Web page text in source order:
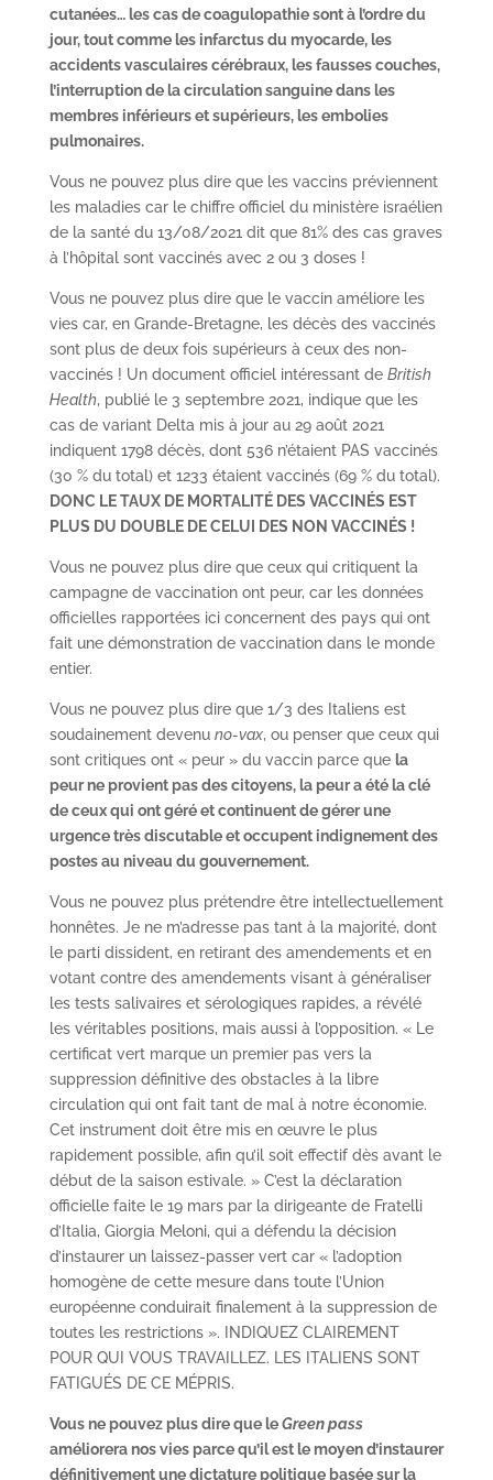
cutanées… les cas de coagulopathie sont à l’ordre du
jour, tout comme les infarctus du myocarde, les
accidents vasculaires cérébraux, les fausses couches,
l’interruption de la circulation sanguine dans les
membres inférieurs et supérieurs, les embolies
pulmonaires.
Vous ne pouvez plus dire que les vaccins préviennent
les maladies car le chiffre officiel du ministère israélien
de la santé du 13/08/2021 dit que 81% des cas graves
à l’hôpital sont vaccinés avec 2 ou 3 doses !
Vous ne pouvez plus dire que le vaccin améliore les
vies car, en Grande-Bretagne, les décès des vaccinés
sont plus de deux fois supérieurs à ceux des non-
vaccinés ! Un document officiel intéressant de British
Health, publié le 3 septembre 2021, indique que les
cas de variant Delta mis à jour au 29 août 2021
indiquent 1798 décès, dont 536 n’étaient PAS vaccinés
(30 % du total) et 1233 étaient vaccinés (69 % du total).
DONC LE TAUX DE MORTALITÉ DES VACCINÉS EST
PLUS DU DOUBLE DE CELUI DES NON VACCINÉS !
Vous ne pouvez plus dire que ceux qui critiquent la
campagne de vaccination ont peur, car les données
officielles rapportées ici concernent des pays qui ont
fait une démonstration de vaccination dans le monde
entier.
Vous ne pouvez plus dire que 1/3 des Italiens est
soudainement devenu no-vax, ou penser que ceux qui
sont critiques ont « peur » du vaccin parce que la
peur ne provient pas des citoyens, la peur a été la clé
de ceux qui ont géré et continuent de gérer une
urgence très discutable et occupent indignement des
postes au niveau du gouvernement.
Vous ne pouvez plus prétendre être intellectuellement
honnêtes. Je ne m’adresse pas tant à la majorité, dont
le parti dissident, en retirant des amendements et en
votant contre des amendements visant à généraliser
les tests salivaires et sérologiques rapides, a révélé
les véritables positions, mais aussi à l’opposition. « Le
certificat vert marque un premier pas vers la
suppression définitive des obstacles à la libre
circulation qui ont fait tant de mal à notre économie.
Cet instrument doit être mis en œuvre le plus
rapidement possible, afin qu’il soit effectif dès avant le
début de la saison estivale. » C’est la déclaration
officielle faite le 19 mars par la dirigeante de Fratelli
d’Italia, Giorgia Meloni, qui a défendu la décision
d’instaurer un laissez-passer vert car « l’adoption
homogène de cette mesure dans toute l’Union
européenne conduirait finalement à la suppression de
toutes les restrictions ». INDIQUEZ CLAIREMENT
POUR QUI VOUS TRAVAILLEZ. LES ITALIENS SONT
FATIGUÉS DE CE MÉPRIS.
Vous ne pouvez plus dire que leGreen pass
améliorera nos vies parce qu’il est le moyen d’instaurer
définitivement une dictature politique basée sur la